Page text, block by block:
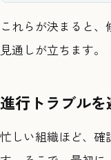
これらが決まると
見通しが立ちます。
進行トラブルを
忙しい組織ほど、確